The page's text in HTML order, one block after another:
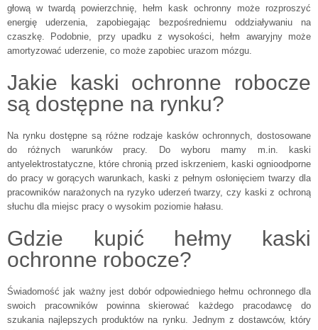
głową w twardą powierzchnię, hełm kask ochronny może rozproszyć
energię uderzenia, zapobiegając bezpośredniemu oddziaływaniu na
czaszkę. Podobnie, przy upadku z wysokości, hełm awaryjny może
amortyzować uderzenie, co może zapobiec urazom mózgu.
Jakie kaski ochronne robocze
są dostępne na rynku?
Na rynku dostępne są różne rodzaje kasków ochronnych, dostosowane
do różnych warunków pracy. Do wyboru mamy m.in. kaski
antyelektrostatyczne, które chronią przed iskrzeniem, kaski ognioodporne
do pracy w gorących warunkach, kaski z pełnym osłonięciem twarzy dla
pracowników narażonych na ryzyko uderzeń twarzy, czy kaski z ochroną
słuchu dla miejsc pracy o wysokim poziomie hałasu.
Gdzie kupić hełmy kaski
ochronne robocze?
Świadomość jak ważny jest dobór odpowiedniego hełmu ochronnego dla
swoich pracowników powinna skierować każdego pracodawcę do
szukania najlepszych produktów na rynku. Jednym z dostawców, który